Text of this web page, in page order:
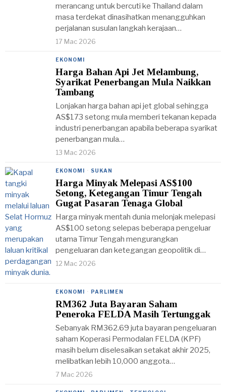
merancang untuk bercuti ke Thailand dalam
masa terdekat dinasihatkan menangguhkan
perjalanan susulan langkah kerajaan…
17 Mac 2026
EKONOMI
Harga Bahan Api Jet Melambung,
Syarikat Penerbangan Mula Naikkan
Tambang
Lonjakan harga bahan api jet global sehingga
AS$173 setong mula memberi tekanan kepada
industri penerbangan apabila beberapa syarikat
penerbangan mula…
13 Mac 2026
EKONOMI · SUKAN
Harga Minyak Melepasi AS$100
Setong, Ketegangan Timur Tengah
Gugat Pasaran Tenaga Global
Harga minyak mentah dunia melonjak melepasi
AS$100 setong selepas beberapa pengeluar
utama Timur Tengah mengurangkan
pengeluaran dan ketegangan geopolitik di…
12 Mac 2026
EKONOMI · PARLIMEN
RM362 Juta Bayaran Saham
Peneroka FELDA Masih Tertunggak
Sebanyak RM362.69 juta bayaran pengeluaran
saham Koperasi Permodalan FELDA (KPF)
masih belum diselesaikan setakat akhir 2025,
melibatkan lebih 10,000 anggota…
7 Mac 2026